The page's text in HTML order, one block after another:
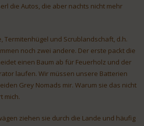
die Autos, die aber nachts nicht mehr
Termitenhügel und Scrublandschaft, d.h.
noch zwei andere. Der erste packt die
einen Baum ab für Feuerholz und der
laufen. Wir müssen unsere Batterien
Grey Nomads mir. Warum sie das nicht
mich.
ziehen sie durch die Lande und häufig